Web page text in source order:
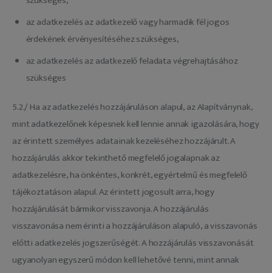
az adatkezelés az adatkezelő vagy harmadik fél jogos
érdekének érvényesítéséhez szükséges,
az adatkezelés az adatkezelő feladata végrehajtásához
szükséges
5.2./ Ha az adatkezelés hozzájáruláson alapul, az Alapítványnak,
mint adatkezelőnek képesnek kell lennie annak igazolására, hogy
az érintett személyes adatainak kezeléséhez hozzájárult. A
hozzájárulás akkor tekinthető megfelelő jogalapnak az
adatkezelésre, ha önkéntes, konkrét, egyértelmű és megfelelő
tájékoztatáson alapul. Az érintett jogosult arra, hogy
hozzájárulását bármikor visszavonja. A hozzájárulás
visszavonása nem érinti a hozzájáruláson alapuló, a visszavonás
előtti adatkezelés jogszerűségét. A hozzájárulás visszavonását
ugyanolyan egyszerű módon kell lehetővé tenni, mint annak